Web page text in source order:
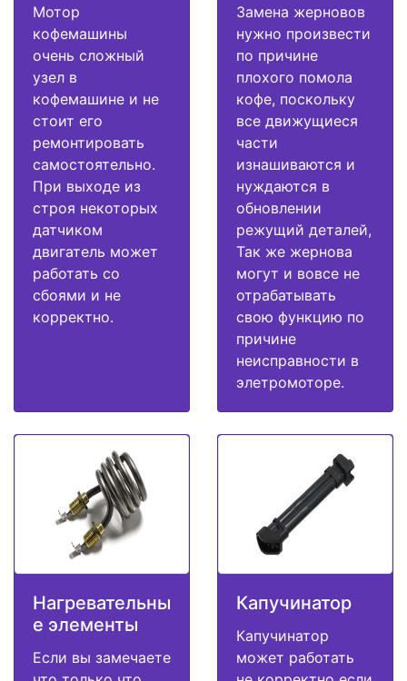
Мотор
кофемашины
очень сложный
узел в
кофемашине и не
стоит его
ремонтировать
самостоятельно.
При выходе из
строя некоторых
датчиком
двигатель может
работать со
сбоями и не
корректно.
Замена жерновов
нужно произвести
по причине
плохого помола
кофе, поскольку
все движущиеся
части
изнашиваются и
нуждаются в
обновлении
режущий деталей,
Так же жернова
могут и вовсе не
отрабатывать
свою функцию по
причине
неисправности в
элетромоторе.
Нагревательны
е элементы
Если вы замечаете
Капучинатор
Капучинатор
может работать